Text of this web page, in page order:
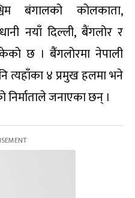
बंगालको कोलकाता,
नयाँ दिल्ली, बैंगलोर र
छ । बैंंगलोरमा नेपाली
त्यहाँका ४ प्रमुख हलमा भने
निर्माताले जनाएका छन् ।